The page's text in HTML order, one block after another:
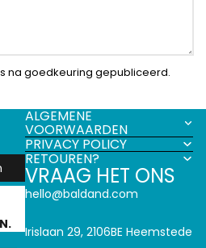
na goedkeuring gepubliceerd.
ALGEMENE
VOORWAARDEN
PRIVACY POLICY
RETOUREN?
VRAAG HET ONS
hello@baldand.com
Irislaan 29, 2106BE Heemstede